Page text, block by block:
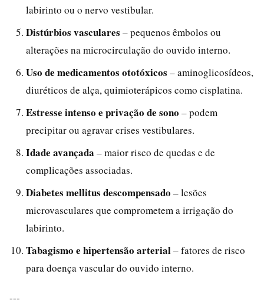
labirinto ou o nervo vestibular.
Distúrbios vasculares – pequenos êmbolos ou
alterações na microcirculação do ouvido interno.
Uso de medicamentos ototóxicos – aminoglicosídeos,
diuréticos de alça, quimioterápicos como cisplatina.
Estresse intenso e privação de sono – podem
precipitar ou agravar crises vestibulares.
Idade avançada – maior risco de quedas e de
complicações associadas.
Diabetes mellitus descompensado – lesões
microvasculares que comprometem a irrigação do
labirinto.
Tabagismo e hipertensão arterial– fatores de risco
para doença vascular do ouvido interno.
---